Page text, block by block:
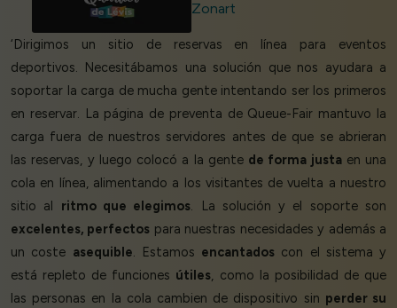
Zonart
‘Dirigimos un sitio de reservas en línea para eventos
deportivos. Necesitábamos una solución que nos ayudara a
soportar la carga de mucha gente intentando ser los primeros
en reservar. La página de preventa de Queue-Fair mantuvo la
carga fuera de nuestros servidores antes de que se abrieran
las reservas, y luego colocó a la gente de forma justaen una
cola en línea, alimentando a los visitantes de vuelta a nuestro
sitio al ritmo que elegimos. La solución y el soporte son
excelentes, perfectos para nuestras necesidades y además a
un coste asequible. Estamos encantados con el sistema y
está repleto de funciones útiles, como la posibilidad de que
las personas en la cola cambien de dispositivo sin perder su